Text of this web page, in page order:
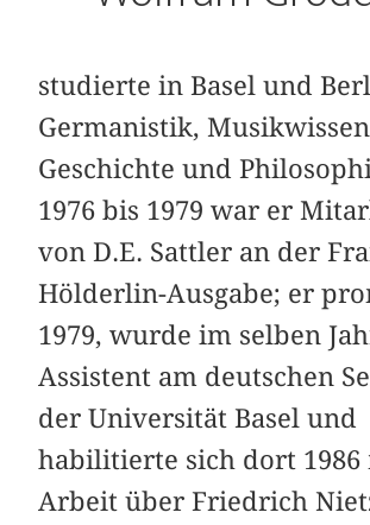
studierte in Basel und
Germanistik,
Geschichte und
1976 bis 1979 war er
von D.E. Sattler an der
Hölderlin-Ausgabe; er
1979, wurde im selben
Assistent am deutschen
der Universität Basel und
habilitierte sich dort
Arbeit über Friedrich